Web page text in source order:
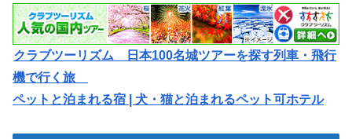
クラブツーリズム 日本100名城ツアーを探す列車・飛行
機で行く旅
ペットと泊まれる宿 | 犬・猫と泊まれるペット可ホテル